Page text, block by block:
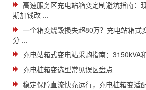
高速服务区充电站箱变定制避坑指南：
期加钱改 ...
一个箱变烧毁损失超80万？充电站箱式
分 ...
充电站箱式变电站采购指南：3150kVA
充电桩箱变选型常见误区盘点
稳定保障直流快充运行，充电桩箱变适